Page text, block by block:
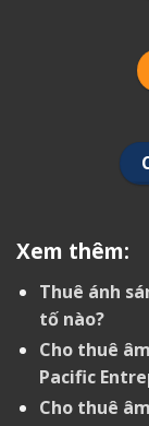
Xem thêm:
Thuê ánh
tố nào?
Cho thuê
Pacific
Cho thuê